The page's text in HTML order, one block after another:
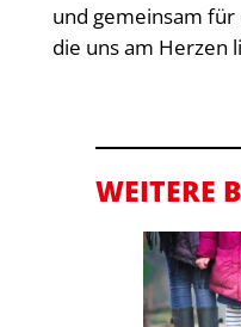
und gemeinsam
die uns am Herzen
WEITERE